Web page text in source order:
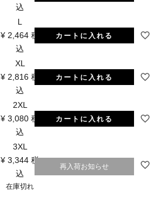
込
L
¥ 2,464 税
込
カートに入れる
XL
¥ 2,816 税
込
カートに入れる
2XL
¥ 3,080 税
込
カートに入れる
3XL
¥ 3,344 税
込
在庫切れ
再入荷お知らせ